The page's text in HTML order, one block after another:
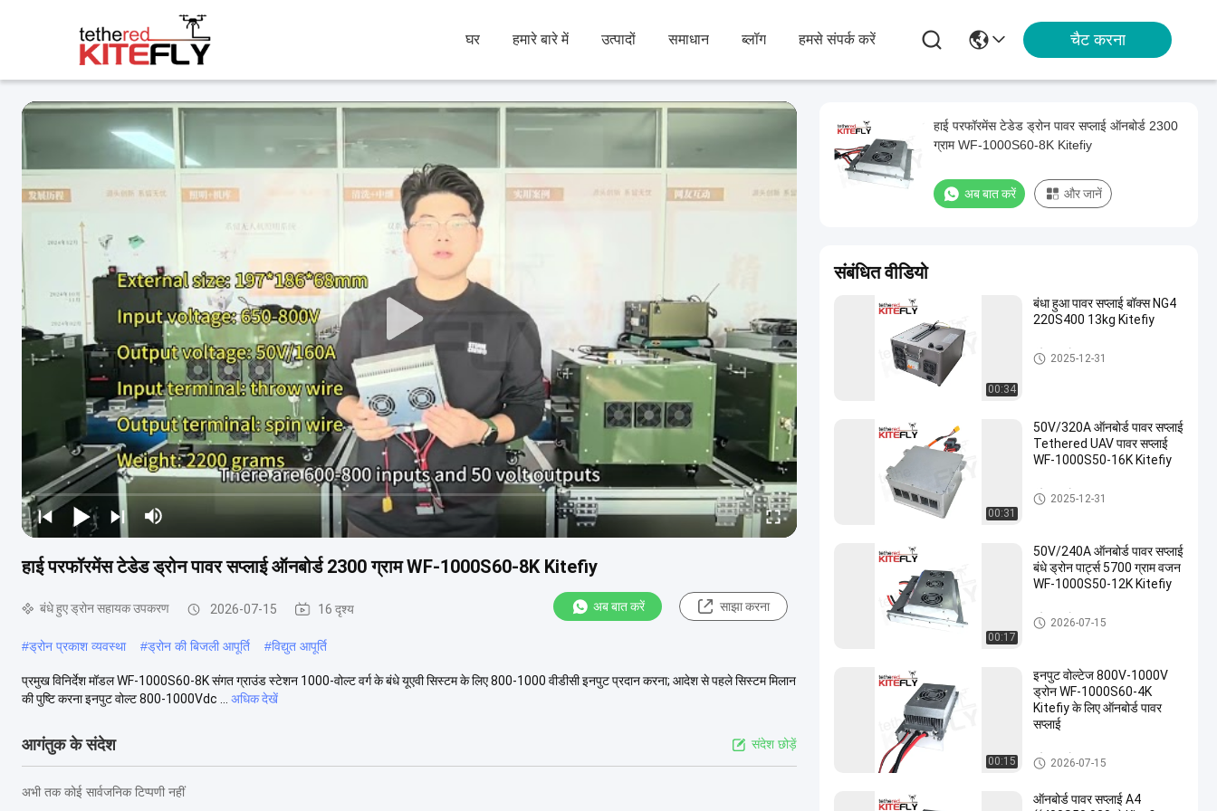
घर हमारे बारे में उत्पादों समाधान ब्लॉग हमसे संपर्क करें चैट करना
हाई परफॉरमेंस टेडेड ड्रोन पावर सप्लाई ऑनबोर्ड 2300 ग्राम WF-1000S60-8K Kitefiy
बंधे हुए ड्रोन सहायक उपकरण 2026-07-15 16 दृश्य अब बात करें साझा करना
#ड्रोन प्रकाश व्यवस्था #ड्रोन की बिजली आपूर्ति #विद्युत आपूर्ति
प्रमुख विनिर्देश मॉडल WF-1000S60-8K संगत ग्राउंड स्टेशन 1000-वोल्ट वर्ग के बंधे यूएवी सिस्टम के लिए 800-1000 वीडीसी इनपुट प्रदान करना; आदेश से पहले सिस्टम मिलान
की पुष्टि करना इनपुट वोल्ट 800-1000Vdc ...
अधिक देखें
आगंतुक के संदेश संदेश छोड़ें
अभी तक कोई सार्वजनिक टिप्पणी नहीं
हाई परफॉरमेंस टेडेड ड्रोन पावर सप्लाई ऑनबोर्ड 2300
ग्राम WF-1000S60-8K Kitefiy
अब बात करें और जानें
संबंधित वीडियो
00:34
बंधा हुआ पावर सप्लाई बॉक्स NG4
220S400 13kg Kitefiy
बंधे हुए ड्रोन सहायक उपकरण
2025-12-31
00:31
50V/320A ऑनबोर्ड पावर सप्लाई
Tethered UAV पावर सप्लाई
WF-1000S50-16K Kitefiy
बंधे हुए ड्रोन सहायक उपकरण
2025-12-31
00:17
50V/240A ऑनबोर्ड पावर सप्लाई
बंधे ड्रोन पार्ट्स 5700 ग्राम वजन
WF-1000S50-12K Kitefiy
बंधे हुए ड्रोन सहायक उपकरण
2026-07-15
00:15
इनपुट वोल्टेज 800V-1000V
ड्रोन WF-1000S60-4K
Kitefiy के लिए ऑनबोर्ड पावर
सप्लाई
बंधे हुए ड्रोन सहायक उपकरण
2026-07-15
ऑनबोर्ड पावर सप्लाई A4